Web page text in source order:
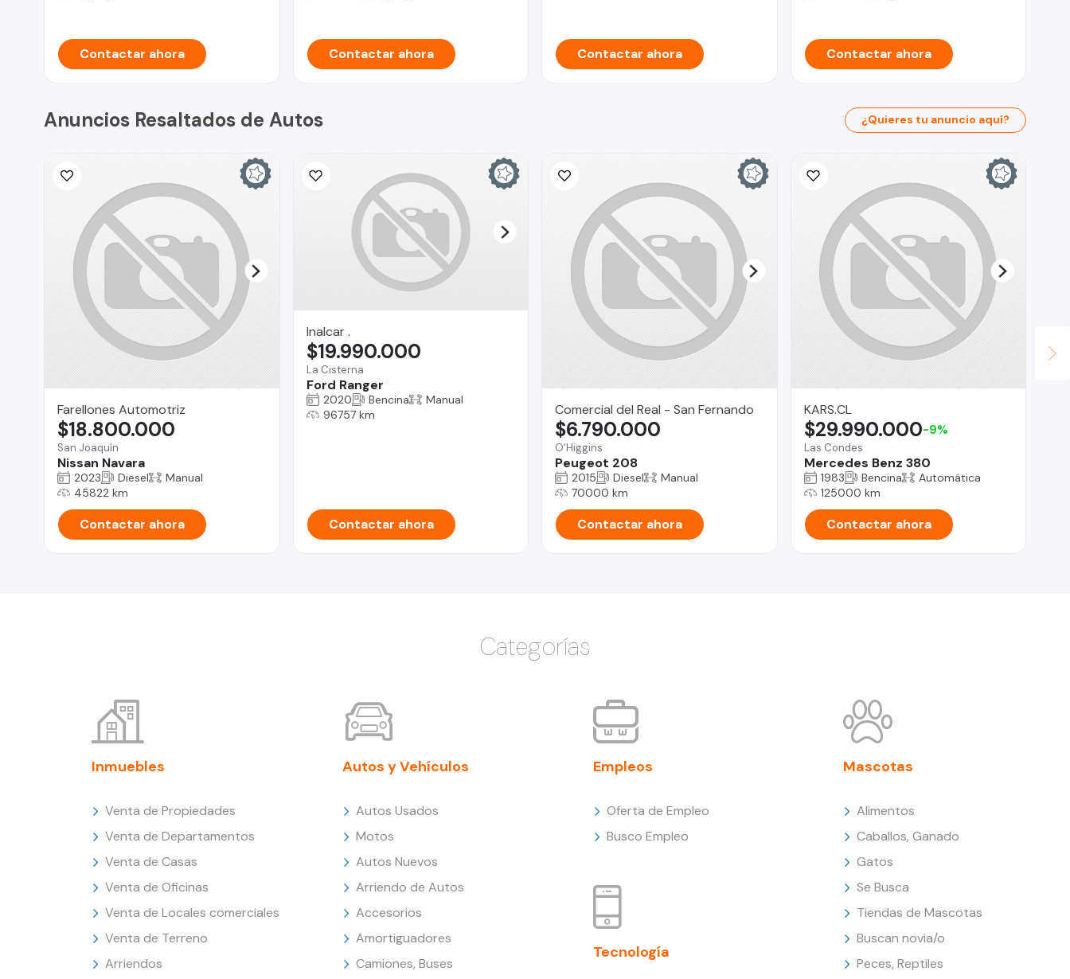
Contactar ahora Contactar ahora Contactar ahora Contactar ahora
Anuncios Resaltados de Autos ¿Quieres tu anuncio aquí?
Farellones Automotriz
San Joaquín
Nissan Navara
$18.800.000
2023 Diesel
Manual
45822 km
Contactar ahora
Inalcar .
La Cisterna
Ford Ranger
$19.990.000
2020 Bencina
Manual
96757 km
Contactar ahora
Comercial del Real - San Fernando
O'Higgins
Peugeot 208
$6.790.000
2015 Diesel
Manual
70000 km
Contactar ahora
KARS.CL
Las Condes
Mercedes Benz 380
$29.990.000-9%
1983 Bencina
Automática
125000 km
Contactar ahora
Categorías
Inmuebles
Venta de Propiedades
Venta de Departamentos
Venta de Casas
Venta de Oficinas
Venta de Locales comerciales
Venta de Terreno
Arriendos
Autos y Vehículos
Autos Usados
Motos
Autos Nuevos
Arriendo de Autos
Accesorios
Amortiguadores
Camiones, Buses
Empleos
Oferta de Empleo
Busco Empleo
Tecnología
Mascotas
Alimentos
Caballos, Ganado
Gatos
Se Busca
Tiendas de Mascotas
Buscan novia/o
Peces, Reptiles